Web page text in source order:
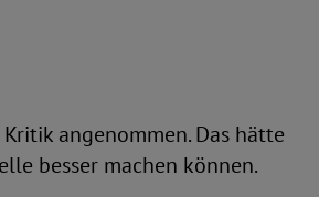
angenommen. Das hätte
besser machen können.